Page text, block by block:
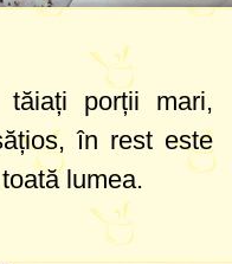
porții mari,
în rest este
lumea.